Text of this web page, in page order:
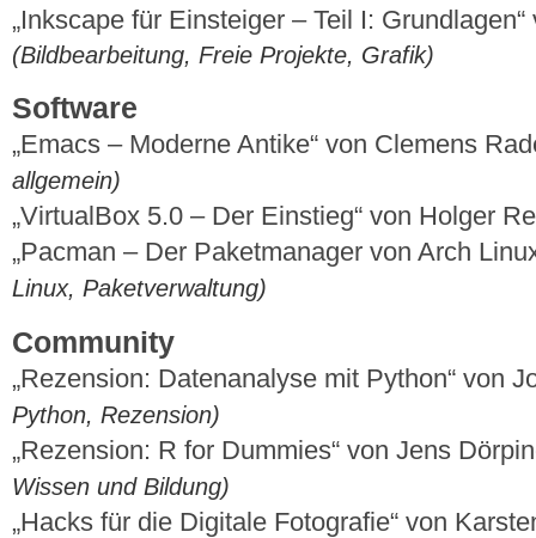
„Inkscape für Einsteiger – Teil I:
(Bildbearbeitung, Freie Projekte, Grafik)
Software
„Emacs – Moderne Antike“ von Clemens
allgemein)
„VirtualBox 5.0 – Der Einstieg“ von Holger
„Pacman – Der Paketmanager von Arch
Linux, Paketverwaltung)
Community
„Rezension: Datenanalyse mit Python“ von
Python, Rezension)
„Rezension: R for Dummies“ von Jens
Wissen und Bildung)
„Hacks für die Digitale Fotografie“ von